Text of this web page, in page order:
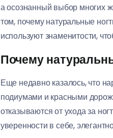
а осознанный выбор многих
том, почему натуральные
используют знаменитости,
Почему
Еще недавно казалось, что
подиумами и красными
отказываются от ухода за
уверенности в себе,